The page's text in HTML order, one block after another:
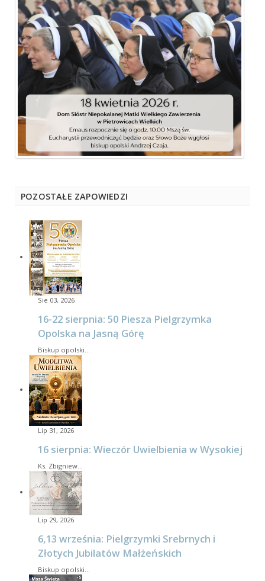
POZOSTAŁE ZAPOWIEDZI
Sie 03, 2026
16-22 sierpnia: 50 Piesza Pielgrzymka
Opolska na Jasną Górę
Biskup opolski…
Lip 31, 2026
16 sierpnia: Wieczór Uwielbienia w Wysokiej
Ks. Zbigniew…
Lip 29, 2026
6,13 września: Pielgrzymki Srebrnych i
Złotych Jubilatów Małżeńskich
Biskup opolski…